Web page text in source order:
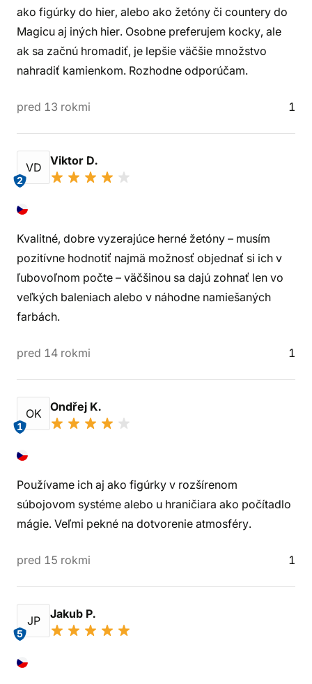
ako figúrky do hier, alebo ako žetóny či countery do
Magicu aj iných hier. Osobne preferujem kocky, ale
ak sa začnú hromadiť, je lepšie väčšie množstvo
nahradiť kamienkom. Rozhodne odporúčam.
pred 13 rokmi 1
VD
2
Viktor D.
Kvalitné, dobre vyzerajúce herné žetóny – musím
pozitívne hodnotiť najmä možnosť objednať si ich v
ľubovoľnom počte – väčšinou sa dajú zohnať len vo
veľkých baleniach alebo v náhodne namiešaných
farbách.
pred 14 rokmi 1
OK
1
Ondřej K.
Používame ich aj ako figúrky v rozšírenom
súbojovom systéme alebo u hraničiara ako počítadlo
mágie. Veľmi pekné na dotvorenie atmosféry.
pred 15 rokmi 1
JP
5
Jakub P.